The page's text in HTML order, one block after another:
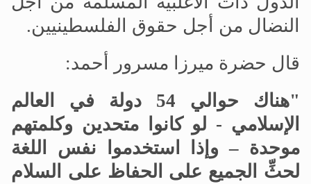
النضال من أجل حقوق الفلسطينيين.
قال حضرة ميرزا مسرور أحمد:
"هناك حوالي 54 دولة في العالم
الإسلامي - لو كانوا متحدين وكلمتهم
موحدة – وإذا استخدموا نفس اللغة
لحثِّ الجميع على الحفاظ على السلام